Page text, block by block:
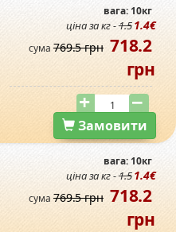
вага: 10кг
ціна за кг -1.51.4€
сума769.5 грн 718.2
грн
Замовити
вага: 10кг
ціна за кг -1.51.4€
сума769.5 грн 718.2
грн